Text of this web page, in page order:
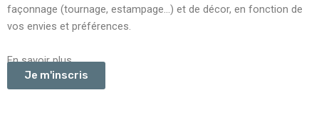
façonnage (tournage, estampage…) et de décor, en fonction de
vos envies et préférences.
En savoir plus
Je m'inscris